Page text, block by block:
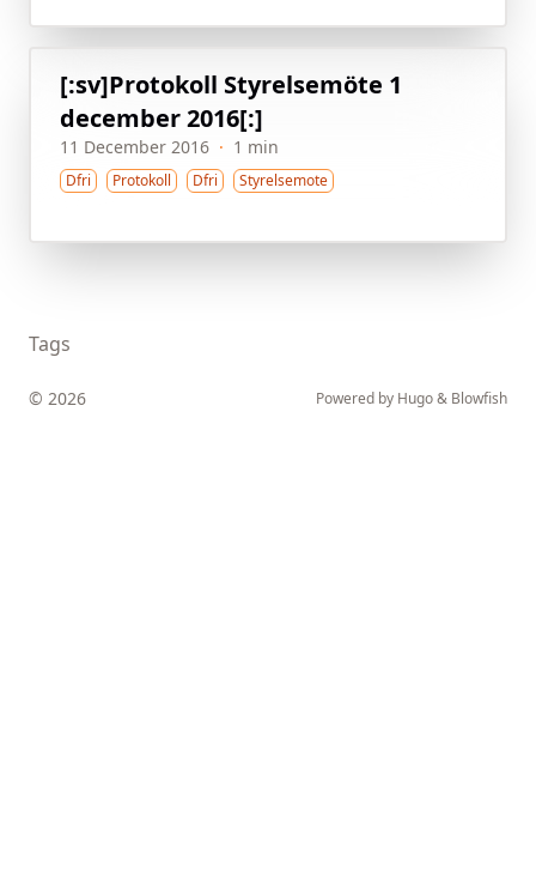
[:sv]Protokoll Styrelsemöte 1
december 2016[:]
11 December 2016 · 1 min
Dfri Protokoll Dfri Styrelsemote
Tags
© 2026 Powered by Hugo& Blowfish